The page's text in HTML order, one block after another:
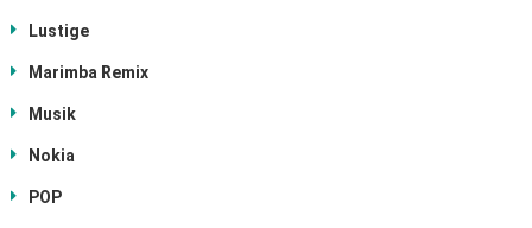
Lustige
Marimba Remix
Musik
Nokia
POP